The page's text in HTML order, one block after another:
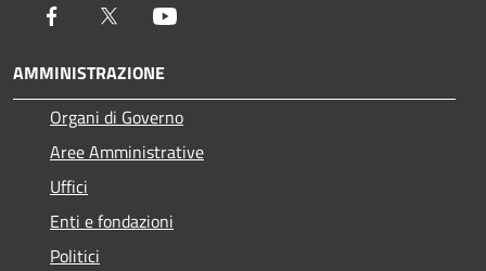
Facebook Twitter
AMMINISTRAZIONE
Organi di Governo
Aree Amministrative
Uffici
Enti e fondazioni
Politici